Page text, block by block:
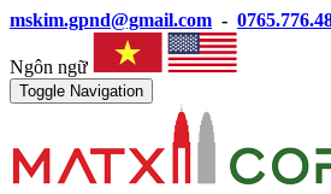
mskim.gpnd@gmail.com -
Ngôn ngữ
Toggle Navigation